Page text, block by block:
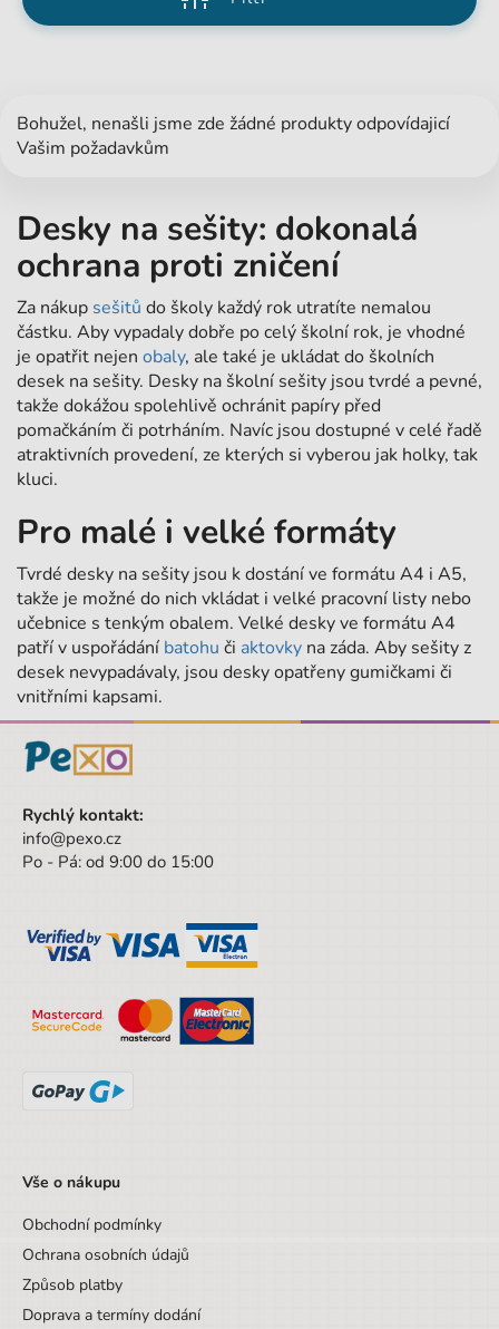
Bohužel, nenašli jsme zde žádné produkty odpovídajicí
Vašim požadavkům
Desky na sešity: dokonalá
ochrana proti zničení
Za nákup sešitů do školy každý rok utratíte nemalou
částku. Aby vypadaly dobře po celý školní rok, je vhodné
je opatřit nejen obaly, ale také je ukládat do školních
desek na sešity. Desky na školní sešity jsou tvrdé a pevné,
takže dokážou spolehlivě ochránit papíry před
pomačkáním či potrháním. Navíc jsou dostupné v celé řadě
atraktivních provedení, ze kterých si vyberou jak holky, tak
kluci.
Pro malé i velké formáty
Tvrdé desky na sešity jsou k dostání ve formátu A4 i A5,
takže je možné do nich vkládat i velké pracovní listy nebo
učebnice s tenkým obalem. Velké desky ve formátu A4
patří v uspořádání batohu či aktovky na záda. Aby sešity z
desek nevypadávaly, jsou desky opatřeny gumičkami či
vnitřními kapsami.
Rychlý kontakt:
info@pexo.cz
Po - Pá: od 9:00 do 15:00
Vše o nákupu
Obchodní podmínky
Ochrana osobních údajů
Způsob platby
Doprava a termíny dodání